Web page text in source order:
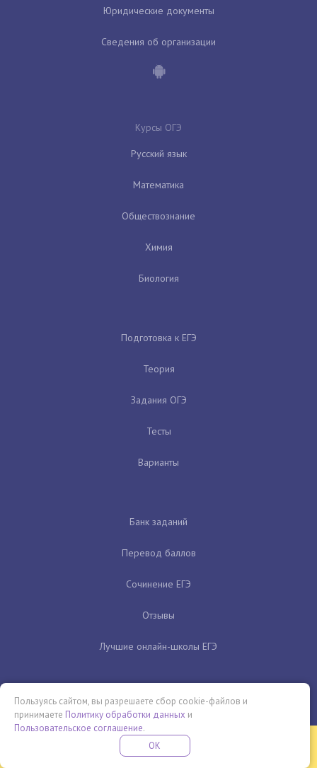
Юридические документы
Сведения об организации
Курсы ОГЭ
Русский язык
Математика
Обществознание
Химия
Биология
Подготовка к ЕГЭ
Теория
Задания ОГЭ
Тесты
Варианты
Банк заданий
Перевод баллов
Сочинение ЕГЭ
Отзывы
Лучшие онлайн-школы ЕГЭ
Бесплатная летняя школа
ПРОВЕДИ ЭТО ЛЕТО С ПОЛЬЗОЙ
Пользуясь сайтом, вы разрешаете сбор cookie-файлов и
принимаете Политику обработки данных и
Пользовательское соглашение.
OK